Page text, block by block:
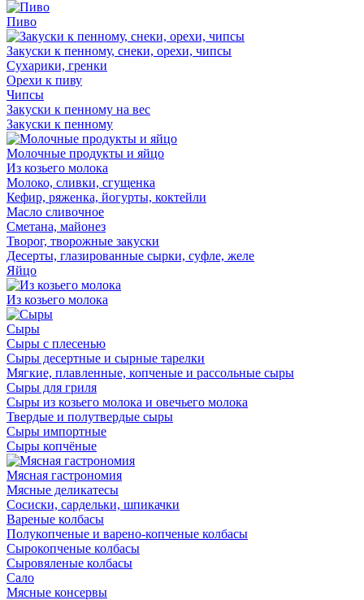
Пиво
Закуски к пенному, снеки, орехи, чипсы
Сухарики, гренки
Орехи к пиву
Чипсы
Закуски к пенному на вес
Закуски к пенному
Молочные продукты и яйцо
Из козьего молока
Молоко, сливки, сгущенка
Кефир, ряженка, йогурты, коктейли
Масло сливочное
Сметана, майонез
Творог, творожные закуски
Десерты, глазированные сырки, суфле, желе
Яйцо
Из козьего молока
Сыры
Сыры с плесенью
Сыры десертные и сырные тарелки
Мягкие, плавленные, копченые и рассольные сыры
Сыры для гриля
Сыры из козьего молока и овечьего молока
Твердые и полутвердые сыры
Сыры импортные
Сыры копчёные
Мясная гастрономия
Мясные деликатесы
Сосиски, сардельки, шпикачки
Вареные колбасы
Полукопченые и варено-копченые колбасы
Сырокопченые колбасы
Сыровяленые колбасы
Сало
Мясные консервы